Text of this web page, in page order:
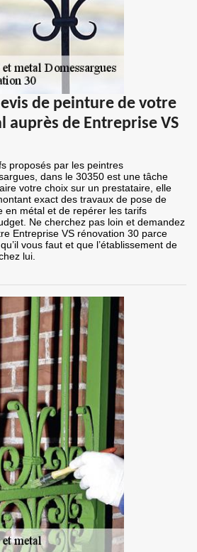
de peinture de votre
auprès de Entreprise VS
proposés par les peintres
dans le 30350 est une tâche
votre choix sur un prestataire, elle
exact des travaux de pose de
en métal et de repérer les tarifs
Ne cherchez pas loin et demandez
Entreprise VS rénovation 30 parce
vous faut et que l’établissement de
lui.